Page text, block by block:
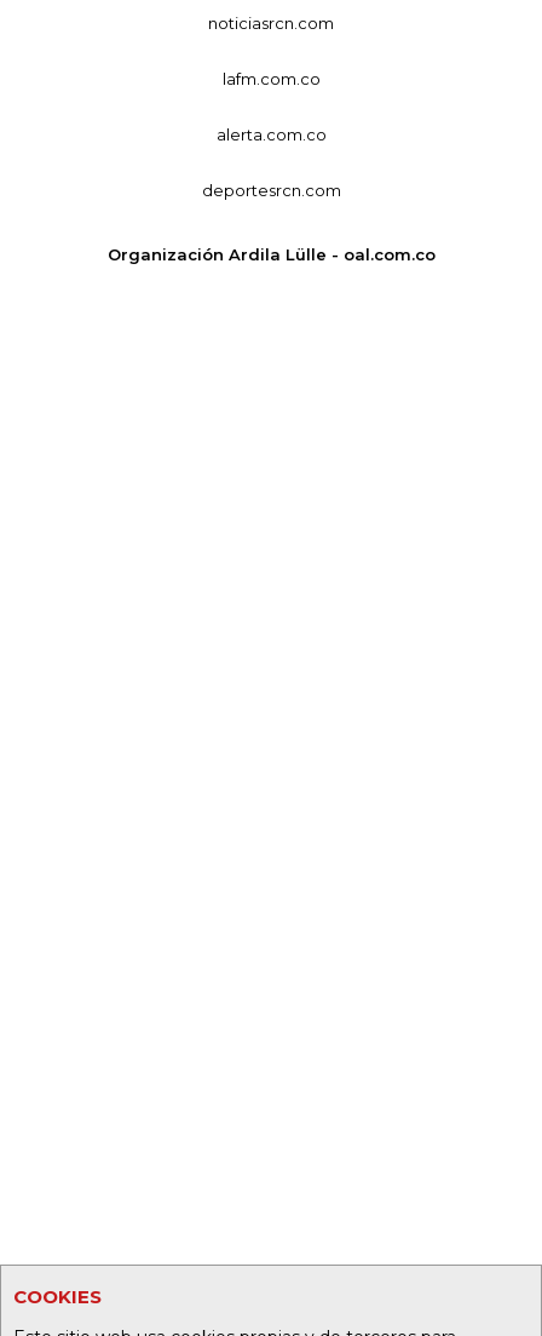
COOKIES
noticiasrcn.com
lafm.com.co
alerta.com.co
deportesrcn.com
Organización Ardila Lülle - oal.com.co